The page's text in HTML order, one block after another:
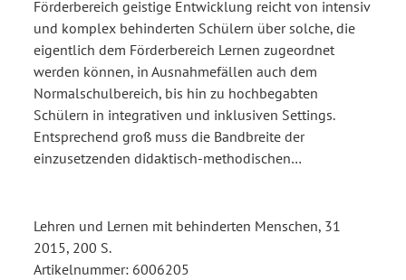
Förderbereich geistige Entwicklung reicht von intensiv
und komplex behinderten Schülern über solche, die
eigentlich dem Förderbereich Lernen zugeordnet
werden können, in Ausnahmefällen auch dem
Normalschulbereich, bis hin zu hochbegabten
Schülern in integrativen und inklusiven Settings.
Entsprechend groß muss die Bandbreite der
einzusetzenden didaktisch-methodischen…
Lehren und Lernen mit behinderten Menschen, 31
2015, 200 S.
Artikelnummer: 6006205